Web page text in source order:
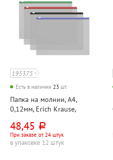
195375
Есть в наличии 23 шт.
Папка на молнии, А4,
0,12мм, Erich Krause,
(Fizzy Clear)", пластик,
прозрачная+ассорти,
апельсиновая корка
48,45 руб.
При заказе от 24 штук
в упаковке 12 штук